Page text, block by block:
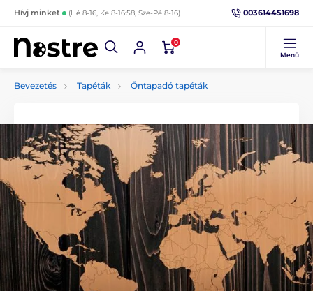
Hívj minket (Hé 8-16, Ke 8-16:58, Sze-Pé 8-16) 003614451698
0
Menü
Bevezetés Tapéták Öntapadó tapéták